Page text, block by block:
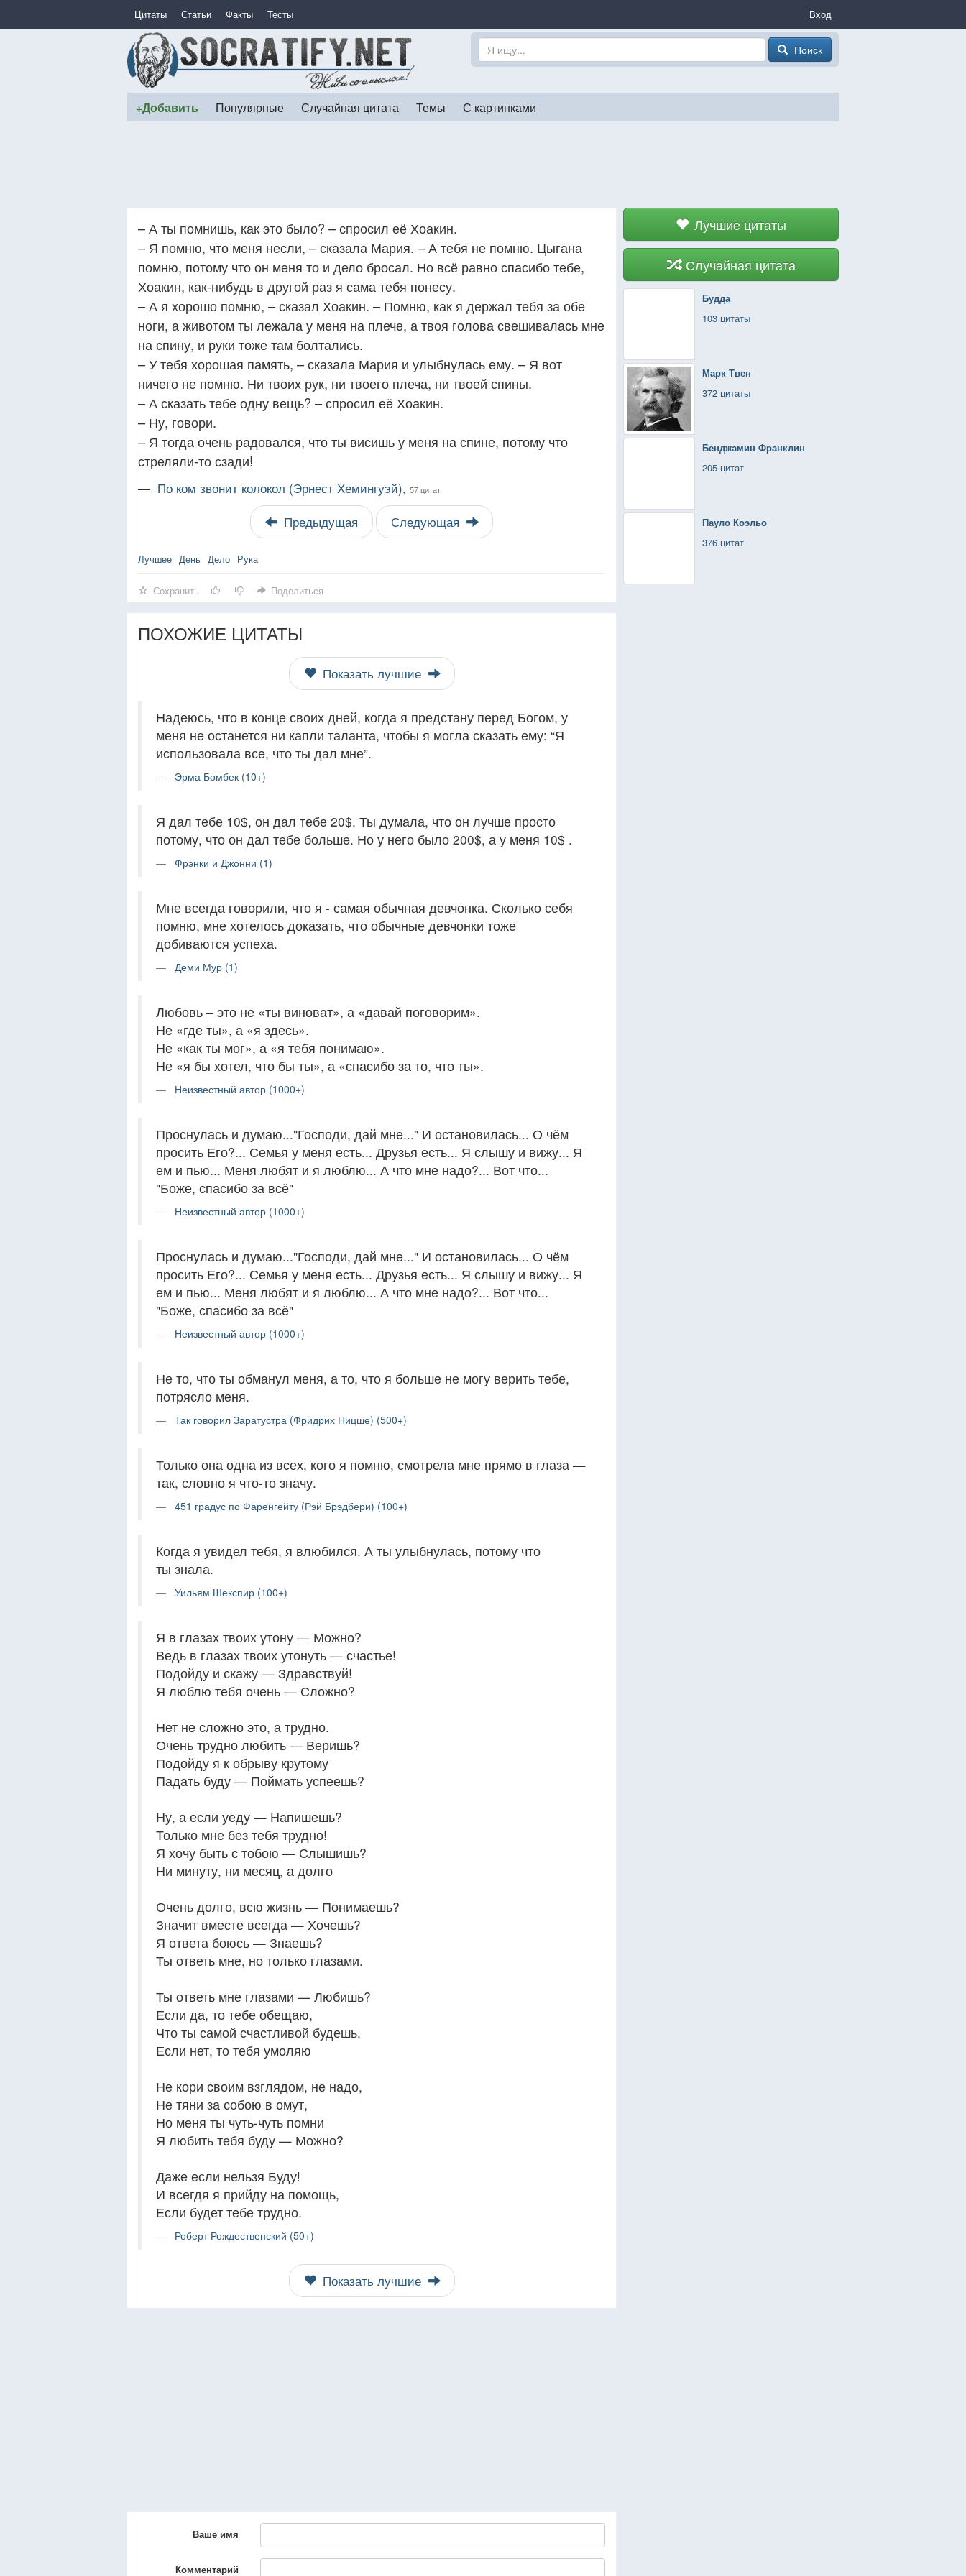
Цитаты Статьи Факты Тесты Вход
Поиск
+Добавить Популярные Случайная цитата Темы С картинками
Лучшие цитаты
Случайная цитата
Будда
103 цитаты
Марк Твен
372 цитаты
Бенджамин Франклин
205 цитат
Пауло Коэльо
376 цитат
– А ты помнишь, как это было? – спросил её Хоакин.
– Я помню, что меня несли, – сказала Мария. – А тебя не помню. Цыгана
помню, потому что он меня то и дело бросал. Но всё равно спасибо тебе,
Хоакин, как-нибудь в другой раз я сама тебя понесу.
– А я хорошо помню, – сказал Хоакин. – Помню, как я держал тебя за обе
ноги, а животом ты лежала у меня на плече, а твоя голова свешивалась мне
на спину, и руки тоже там болтались.
– У тебя хорошая память, – сказала Мария и улыбнулась ему. – Я вот
ничего не помню. Ни твоих рук, ни твоего плеча, ни твоей спины.
– А сказать тебе одну вещь? – спросил её Хоакин.
– Ну, говори.
– Я тогда очень радовался, что ты висишь у меня на спине, потому что
стреляли-то сзади!
— По ком звонит колокол (Эрнест Хемингуэй), 57 цитат
Предыдущая Следующая
Лучшее День Дело Рука
Сохранить Поделиться
ПОХОЖИЕ ЦИТАТЫ
Показать лучшие
Надеюсь, что в конце своих дней, когда я предстану перед Богом, у
меня не останется ни капли таланта, чтобы я могла сказать ему: “Я
использовала все, что ты дал мне”.
Эрма Бомбек (10+)
Я дал тебе 10$, он дал тебе 20$. Ты думала, что он лучше просто
потому, что он дал тебе больше. Но у него было 200$, а у меня 10$ .
Фрэнки и Джонни (1)
Мне всегда говорили, что я - самая обычная девчонка. Сколько себя
помню, мне хотелось доказать, что обычные девчонки тоже
добиваются успеха.
Деми Мур (1)
Любовь – это не «ты виноват», а «давай поговорим».
Не «где ты», а «я здесь».
Не «как ты мог», а «я тебя понимаю».
Не «я бы хотел, что бы ты», а «спасибо за то, что ты».
Неизвестный автор (1000+)
Проснулась и думаю..."Господи, дай мне..." И остановилась... О чём
просить Его?... Семья у меня есть... Друзья есть... Я слышу и вижу... Я
ем и пью... Меня любят и я люблю... А что мне надо?... Вот что...
"Боже, спасибо за всё"
Неизвестный автор (1000+)
Проснулась и думаю..."Господи, дай мне..." И остановилась... О чём
просить Его?... Семья у меня есть... Друзья есть... Я слышу и вижу... Я
ем и пью... Меня любят и я люблю... А что мне надо?... Вот что...
"Боже, спасибо за всё"
Неизвестный автор (1000+)
Не то, что ты обманул меня, а то, что я больше не могу верить тебе,
потрясло меня.
Так говорил Заратустра (Фридрих Ницше) (500+)
Только она одна из всех, кого я помню, смотрела мне прямо в глаза —
так, словно я что-то значу.
451 градус по Фаренгейту (Рэй Брэдбери) (100+)
Когда я увидел тебя, я влюбился. А ты улыбнулась, потому что
ты знала.
Уильям Шекспир (100+)
Я в глазах твоих утону — Можно?
Ведь в глазах твоих утонуть — счастье!
Подойду и скажу — Здравствуй!
Я люблю тебя очень — Сложно?
Нет не сложно это, а трудно.
Очень трудно любить — Веришь?
Подойду я к обрыву крутому
Падать буду — Поймать успеешь?
Ну, а если уеду — Напишешь?
Только мне без тебя трудно!
Я хочу быть с тобою — Слышишь?
Ни минуту, ни месяц, а долго
Очень долго, всю жизнь — Понимаешь?
Значит вместе всегда — Хочешь?
Я ответа боюсь — Знаешь?
Ты ответь мне, но только глазами.
Ты ответь мне глазами — Любишь?
Если да, то тебе обещаю,
Что ты самой счастливой будешь.
Если нет, то тебя умоляю
Не кори своим взглядом, не надо,
Не тяни за собою в омут,
Но меня ты чуть-чуть помни
Я любить тебя буду — Можно?
Даже если нельзя Буду!
И всегдя я прийду на помощь,
Если будет тебе трудно.
Роберт Рождественский (50+)
Показать лучшие
Ваше имя
Комментарий